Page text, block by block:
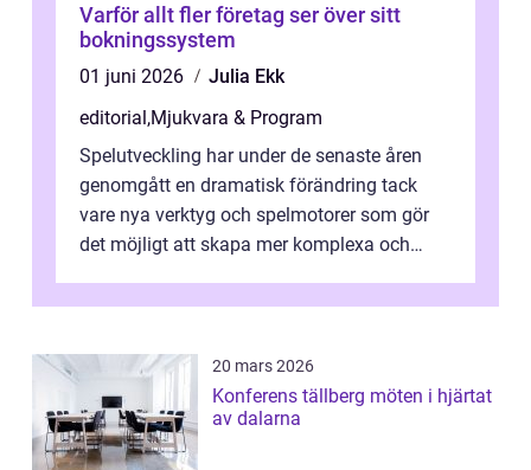
Varför allt fler företag ser över sitt
bokningssystem
01 juni 2026
Julia Ekk
editorial,Mjukvara & Program
Spelutveckling har under de senaste åren
genomgått en dramatisk förändring tack
vare nya verktyg och spelmotorer som gör
det möjligt att skapa mer komplexa och
20 mars 2026
Konferens tällberg möten i hjärtat
av dalarna